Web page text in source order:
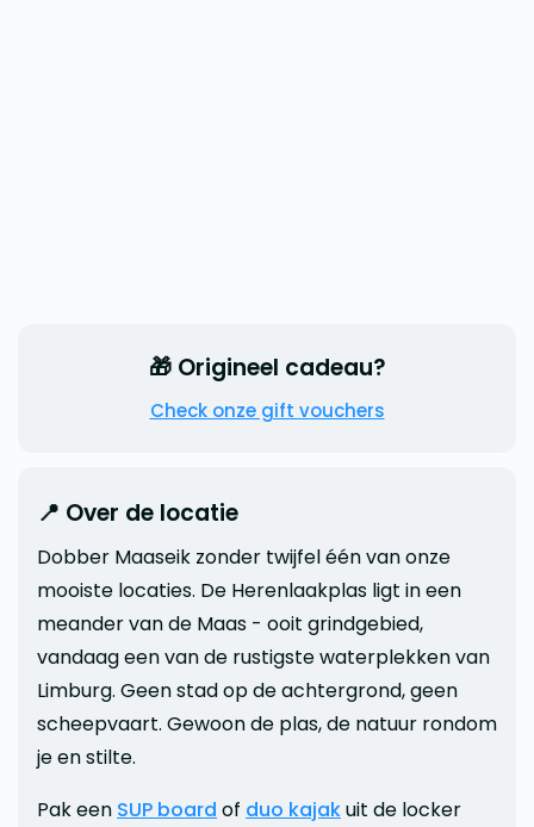
🎁 Origineel cadeau?
Check onze gift vouchers
📍 Over de locatie
Dobber Maaseik zonder twijfel één van onze
mooiste locaties. De Herenlaakplas ligt in een
meander van de Maas - ooit grindgebied,
vandaag een van de rustigste waterplekken van
Limburg. Geen stad op de achtergrond, geen
scheepvaart. Gewoon de plas, de natuur rondom
je en stilte.
Pak een SUP board of duo kajakuit de locker